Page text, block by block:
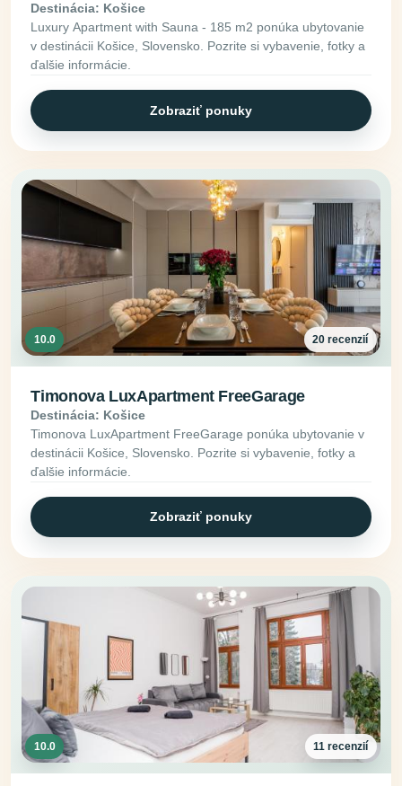
Destinácia: Košice
Luxury Apartment with Sauna - 185 m2 ponúka ubytovanie
v destinácii Košice, Slovensko. Pozrite si vybavenie, fotky a
ďalšie informácie.
Zobraziť ponuky
10.0 20 recenzií
Timonova LuxApartment FreeGarage
Destinácia: Košice
Timonova LuxApartment FreeGarage ponúka ubytovanie v
destinácii Košice, Slovensko. Pozrite si vybavenie, fotky a
ďalšie informácie.
Zobraziť ponuky
10.0 11 recenzií